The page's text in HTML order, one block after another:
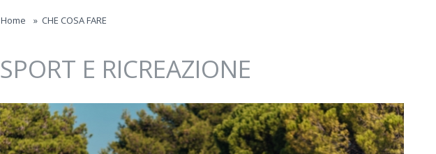
Home » CHE COSA FARE
SPORT E RICREAZIONE